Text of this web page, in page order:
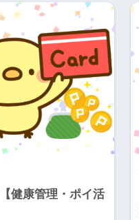
健康管理・ポイ活